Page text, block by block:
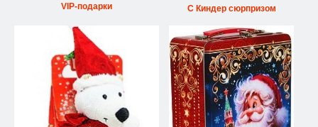
VIP-подарки С Киндер сюрпризом